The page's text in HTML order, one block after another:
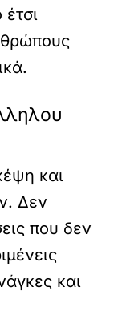
και
Δεν
που δεν
και